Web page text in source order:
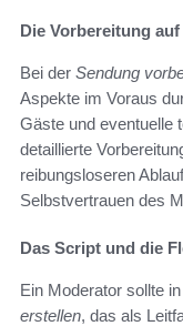
Die Vorbereitung
Bei der Sendung
Aspekte im Voraus
Gäste und eventuelle
detaillierte
reibungsloseren
Selbstvertrauen des
Das Script und die
Ein Moderator sollte
erstellen, das als